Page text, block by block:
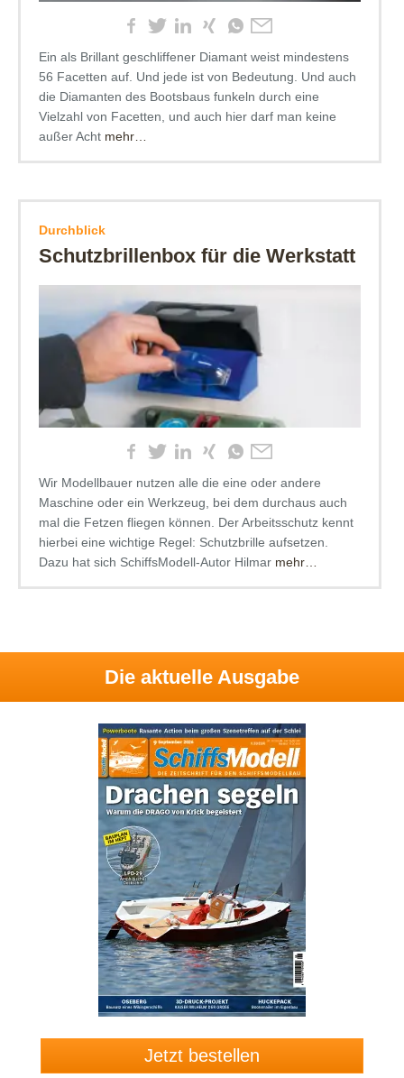
Ein als Brillant geschliffener Diamant weist mindestens
56 Facetten auf. Und jede ist von Bedeutung. Und auch
die Diamanten des Bootsbaus funkeln durch eine
Vielzahl von Facetten, und auch hier darf man keine
außer Acht mehr…
Durchblick
Schutzbrillenbox für die Werkstatt
Wir Modellbauer nutzen alle die eine oder andere
Maschine oder ein Werkzeug, bei dem durchaus auch
mal die Fetzen fliegen können. Der Arbeitsschutz kennt
hierbei eine wichtige Regel: Schutzbrille aufsetzen.
Dazu hat sich SchiffsModell-Autor Hilmar mehr…
Die aktuelle Ausgabe
Jetzt bestellen